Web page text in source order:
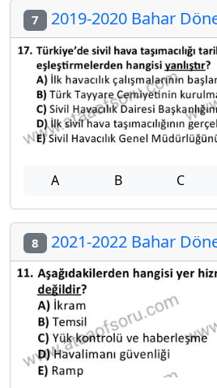
7 2019-2020 Bahar
A B C
8 2021-2022 Bahar